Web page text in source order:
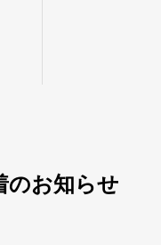
のお知らせ